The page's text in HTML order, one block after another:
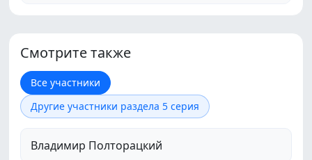
Смотрите также
Все участники
Другие участники раздела 5 серия
Владимир Полторацкий